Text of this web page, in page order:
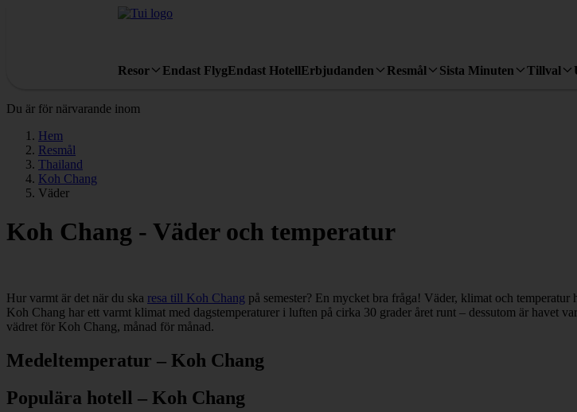
Resor Endast FlygEndast HotellErbjudanden Resmål Sista Minuten Tillval
Du är för närvarande inom
Hem
Resmål
Thailand
Koh Chang
Väder
Koh Chang - Väder och temperatur
Hur varmt är det när du ska resa till Koh Chang på semester? En mycket bra fråga! Väder, klimat och
Koh Chang har ett varmt klimat med dagstemperaturer i luften på cirka 30 grader året runt – dessutom är havet
vädret för Koh Chang, månad för månad.
Medeltemperatur – Koh Chang
Populära hotell – Koh Chang